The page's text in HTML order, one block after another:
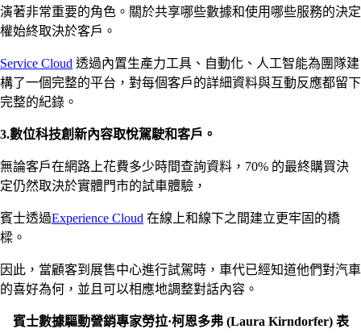
演著非常重要的角色。關於共享哪些數據和使用哪些服務的決定
權始終取決於客戶。
Service Cloud 透過內置生產力工具、自動化、人工智能為團隊建
構了一個完整的平台，對每個客戶的詳細資料與互動反應都留下
完整的紀錄。
3.數位科技創新內容取悅駕駛和客戶。
無論客戶在網路上花費多少時間查詢資料，70% 的最終購買決
定仍然取決於實體門市的試車體驗，
賓士透過Experience Cloud 在線上和線下之間建立更牢固的橋
樑。
因此，當顧客到展售中心進行試駕時，車代已經知道他們對汽車
的喜好為何，並且可以相應地調整對話內容。
賓士數據驅動營銷專家勞拉·柯恩多弗 (Laura Kirndorfer) 表